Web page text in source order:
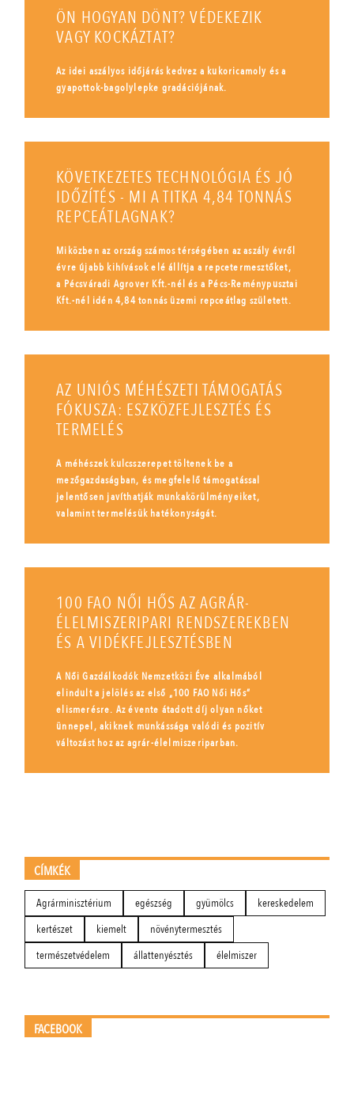
ÖN HOGYAN DÖNT? VÉDEKEZIK
VAGY KOCKÁZTAT?
Az idei aszályos időjárás kedvez a kukoricamoly és a
gyapottok-bagolylepke gradációjának.
KÖVETKEZETES TECHNOLÓGIA ÉS JÓ
IDŐZÍTÉS - MI A TITKA 4,84 TONNÁS
REPCEÁTLAGNAK?
Miközben az ország számos térségében az aszály évről
évre újabb kihívások elé állítja a repcetermesztőket,
a Pécsváradi Agrover Kft.-nél és a Pécs-Reménypusztai
Kft.-nél idén 4,84 tonnás üzemi repceátlag született.
AZ UNIÓS MÉHÉSZETI TÁMOGATÁS
FÓKUSZA: ESZKÖZFEJLESZTÉS ÉS
TERMELÉS
A méhészek kulcsszerepet töltenek be a
mezőgazdaságban, és megfelelő támogatással
jelentősen javíthatják munkakörülményeiket,
valamint termelésük hatékonyságát.
100 FAO NŐI HŐS AZ AGRÁR-
ÉLELMISZERIPARI RENDSZEREKBEN
ÉS A VIDÉKFEJLESZTÉSBEN
A Női Gazdálkodók Nemzetközi Éve alkalmából
elindult a jelölés az első „100 FAO Női Hős”
elismerésre. Az évente átadott díj olyan nőket
ünnepel, akiknek munkássága valódi és pozitív
változást hoz az agrár-élelmiszeriparban.
CÍMKÉK
Agrárminisztérium egészség gyümölcs
kereskedelem
kertészet
kiemelt
növénytermesztés
természetvédelem
állattenyésztés élelmiszer
FACEBOOK